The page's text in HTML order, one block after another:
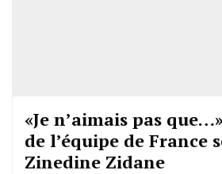
«Je n’aimais pas
de l’équipe de France
Zinedine Zidane